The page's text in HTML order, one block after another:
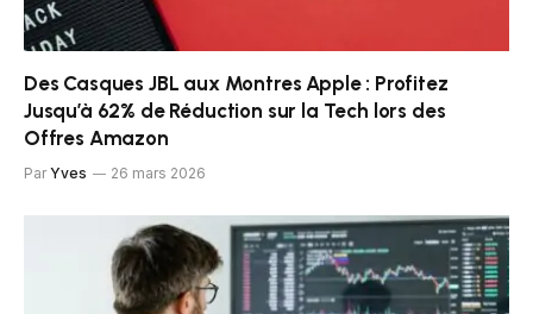
Des Casques JBL aux Montres Apple : Profitez
Jusqu’à 62% de Réduction sur la Tech lors des
Offres Amazon
Par Yves 26 mars 2026